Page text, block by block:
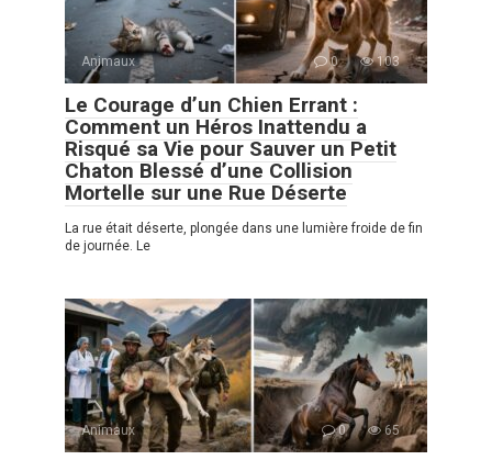
Animaux 0 103
Le Courage d’un Chien Errant :
Comment un Héros Inattendu a
Risqué sa Vie pour Sauver un Petit
Chaton Blessé d’une Collision
Mortelle sur une Rue Déserte
La rue était déserte, plongée dans une lumière froide de fin
de journée. Le
Animaux 0 65